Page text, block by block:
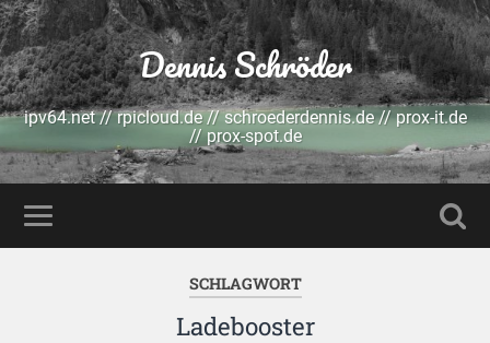
Dennis Schröder
ipv64.net // rpicloud.de // schroederdennis.de // prox-it.de
// prox-spot.de
SCHLAGWORT
Ladebooster